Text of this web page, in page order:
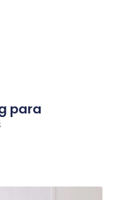
para